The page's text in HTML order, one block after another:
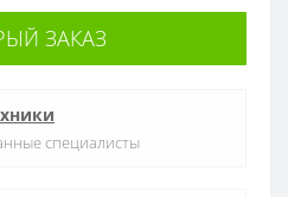
ЗАКАЗ
специалисты